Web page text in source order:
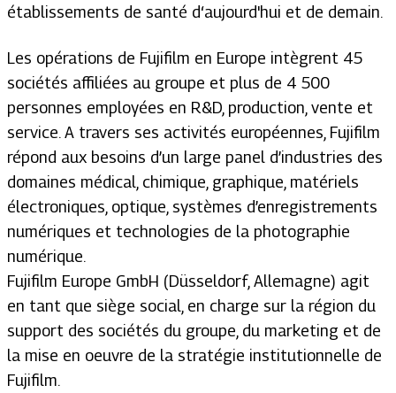
établissements de santé d‘aujourd'hui et de demain.
Les opérations de Fujifilm en Europe intègrent 45
sociétés affiliées au groupe et plus de 4 500
personnes employées en R&D, production, vente et
service. A travers ses activités européennes, Fujifilm
répond aux besoins d’un large panel d’industries des
domaines médical, chimique, graphique, matériels
électroniques, optique, systèmes d’enregistrements
numériques et technologies de la photographie
numérique.
Fujifilm Europe GmbH (Düsseldorf, Allemagne) agit
en tant que siège social, en charge sur la région du
support des sociétés du groupe, du marketing et de
la mise en oeuvre de la stratégie institutionnelle de
Fujifilm.